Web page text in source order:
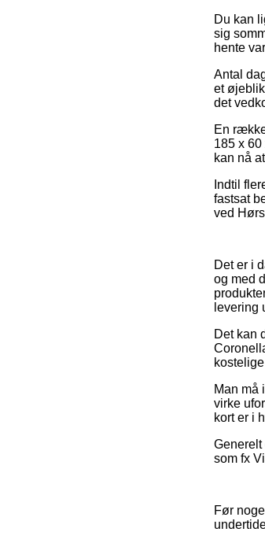
Du kan
sig
hente
Antal
et
det
En
185 x
kan nå
Indtil
fastsat
ved
Det er i
og med
levering
Det kan
Man må
virke
kort er i
Generelt
som fx
Før